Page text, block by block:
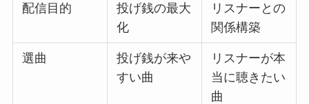
配信目的
投げ銭の最大
化
リスナーとの
関係構築
選曲
投げ銭が来や
すい曲
リスナーが本
当に聴きたい
曲